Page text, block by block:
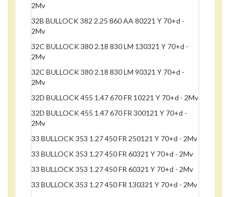
2Mv
32B BULLOCK 382 2.25 860 AA 80221 Y 70+d -
2Mv
32C BULLOCK 380 2.18 830 LM 130321 Y 70+d -
2Mv
32C BULLOCK 380 2.18 830 LM 90321 Y 70+d -
2Mv
32D BULLOCK 455 1.47 670 FR 10221 Y 70+d - 2Mv
32D BULLOCK 455 1.47 670 FR 300121 Y 70+d -
2Mv
33 BULLOCK 353 1.27 450 FR 250121 Y 70+d - 2Mv
33 BULLOCK 353 1.27 450 FR 60321 Y 70+d - 2Mv
33 BULLOCK 353 1.27 450 FR 60321 Y 70+d - 2Mv
33 BULLOCK 353 1.27 450 FR 130321 Y 70+d - 2Mv